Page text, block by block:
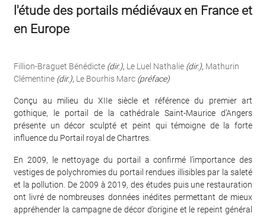
l'étude des portails médiévaux en France et
en Europe
Fillion-Braguet Bénédicte (dir.), Le Luel Nathalie (dir.), Mathurin
Clémentine (dir.), Le Bourhis Marc (préface)
Conçu au milieu du XIIe siècle et référence du premier art
gothique, le portail de la cathédrale Saint-Maurice d’Angers
présente un décor sculpté et peint qui témoigne de la forte
influence du Portail royal de Chartres.
En 2009, le nettoyage du portail a confirmé l’importance des
vestiges de polychromies du portail rendues illisibles par la saleté
et la pollution. De 2009 à 2019, des études puis une restauration
ont livré de nombreuses données inédites permettant de mieux
appréhender la campagne de décor d’origine et le repeint général